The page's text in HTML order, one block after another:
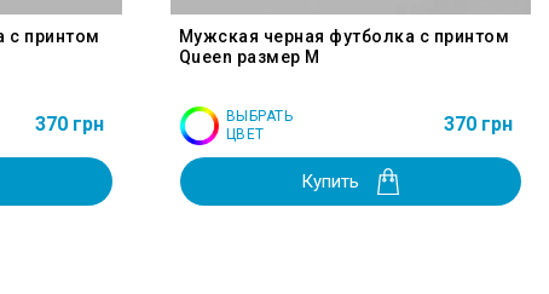
с принтом
370 грн
Мужская черная футболка с принтом
Queen размер M
ВЫБРАТЬ
ЦВЕТ
370 грн
Купить